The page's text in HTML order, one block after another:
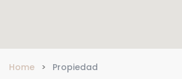
Home Propiedad